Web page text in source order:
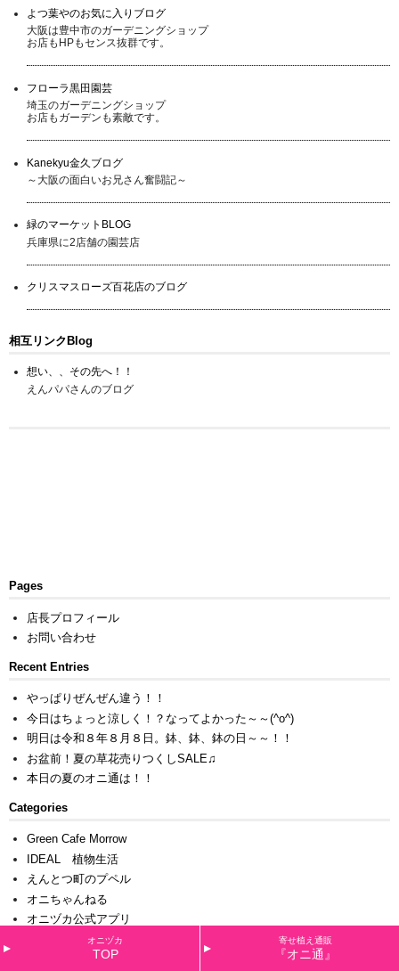
よつ葉やのお気に入りブログ
大阪は豊中市のガーデニングショップ
お店もHPもセンス抜群です。
フローラ黒田園芸
埼玉のガーデニングショップ
お店もガーデンも素敵です。
Kanekyu金久ブログ
～大阪の面白いお兄さん奮闘記～
緑のマーケットBLOG
兵庫県に2店舗の園芸店
クリスマスローズ百花店のブログ
相互リンクBlog
想い、、その先へ！！
えんパパさんのブログ
Pages
店長プロフィール
お問い合わせ
Recent Entries
やっぱりぜんぜん違う！！
今日はちょっと涼しく！？なってよかった～～(^o^)
明日は令和８年８月８日。鉢、鉢、鉢の日～～！！
お盆前！夏の草花売りつくしSALE♫
本日の夏のオニ通は！！
Categories
Green Cafe Morrow
IDEAL 植物生活
えんとつ町のプペル
オニちゃんねる
オニヅカ公式アプリ
ガーデニング
インテリアグリーン
オニヅカ
TOP
寄せ植え通販
『オニ通』